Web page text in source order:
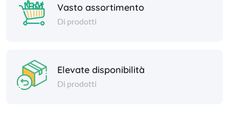
Vasto assortimento
Di prodotti
Elevate disponibilità
Di prodotti